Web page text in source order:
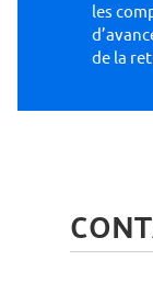
les
de la